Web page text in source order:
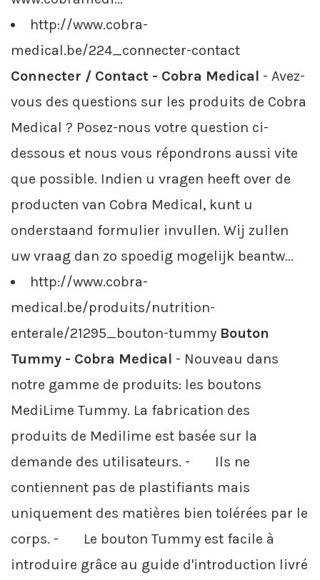
http://www.cobra-
medical.be/224_connecter-contact
Connecter / Contact - Cobra Medical - Avez-
vous des questions sur les produits de Cobra
Medical ? Posez-nous votre question ci-
dessous et nous vous répondrons aussi vite
que possible. Indien u vragen heeft over de
producten van Cobra Medical, kunt u
onderstaand formulier invullen. Wij zullen
uw vraag dan zo spoedig mogelijk beantw...
http://www.cobra-
medical.be/produits/nutrition-
enterale/21295_bouton-tummy Bouton
Tummy - Cobra Medical - Nouveau dans
notre gamme de produits: les boutons
MediLime Tummy. La fabrication des
produits de Medilime est basée sur la
demande des utilisateurs. - Ils ne
contiennent pas de plastifiants mais
uniquement des matières bien tolérées par le
corps. - Le bouton Tummy est facile à
introduire grâce au guide d'introduction livré